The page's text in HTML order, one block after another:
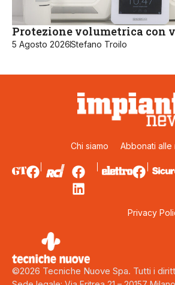
Protezione volumetrica con
5 Agosto 2026Stefano Troilo
Chi siamo Abbonati alle
Privacy
©2026 Tecniche Nuove Spa. Tutti i